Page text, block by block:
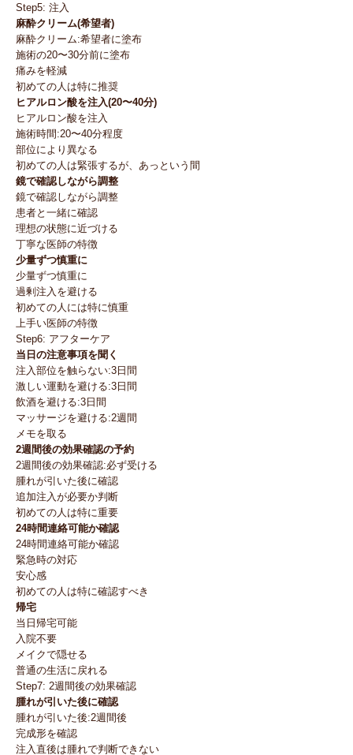
Step5: 注入
麻酔クリーム(希望者)
麻酔クリーム:希望者に塗布
施術の20〜30分前に塗布
痛みを軽減
初めての人は特に推奨
ヒアルロン酸を注入(20〜40分)
ヒアルロン酸を注入
施術時間:20〜40分程度
部位により異なる
初めての人は緊張するが、あっという間
鏡で確認しながら調整
鏡で確認しながら調整
患者と一緒に確認
理想の状態に近づける
丁寧な医師の特徴
少量ずつ慎重に
少量ずつ慎重に
過剰注入を避ける
初めての人には特に慎重
上手い医師の特徴
Step6: アフターケア
当日の注意事項を聞く
注入部位を触らない:3日間
激しい運動を避ける:3日間
飲酒を避ける:3日間
マッサージを避ける:2週間
メモを取る
2週間後の効果確認の予約
2週間後の効果確認:必ず受ける
腫れが引いた後に確認
追加注入が必要か判断
初めての人は特に重要
24時間連絡可能か確認
24時間連絡可能か確認
緊急時の対応
安心感
初めての人は特に確認すべき
帰宅
当日帰宅可能
入院不要
メイクで隠せる
普通の生活に戻れる
Step7: 2週間後の効果確認
腫れが引いた後に確認
腫れが引いた後:2週間後
完成形を確認
注入直後は腫れで判断できない